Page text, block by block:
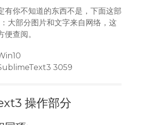
有你不知道的东西不是，下面这部
大部分图片和文字来自网络，这
查阅。
3059
操作部分